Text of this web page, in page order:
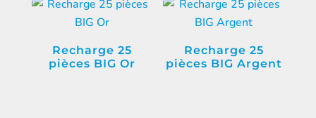
Recharge 25
pièces BIG Or
Recharge 25
pièces BIG Argent